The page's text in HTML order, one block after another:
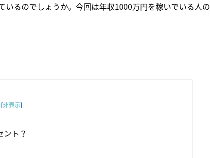
るのでしょうか。今回は年収1000万円を稼いでいる人の
[非表示]
ト？